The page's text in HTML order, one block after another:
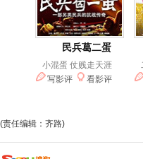
(责任编辑：齐路)